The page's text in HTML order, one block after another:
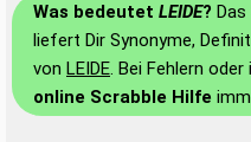
Was bedeutet LEIDE?
liefert Dir Synonyme,
von LEIDE. Bei Fehlern
online Scrabble Hilfe